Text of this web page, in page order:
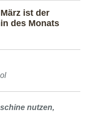
ist der
des Monats
nutzen,